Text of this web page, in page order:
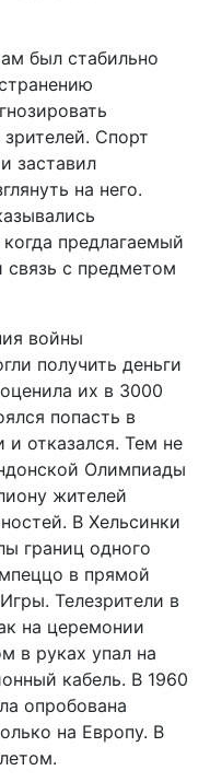
был стабильно
Спорт
заставил
на него.
предлагаемый
связь с предметом
войны
получить деньги
их в 3000
попасть в
и отказался. Тем не
Олимпиады
жителей
В Хельсинки
границ одного
в прямой
Телезрители в
на церемонии
в руках упал на
кабель. В 1960
опробована
на Европу. В